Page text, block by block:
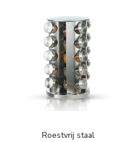
Roestvrij staal